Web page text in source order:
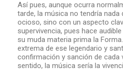
Así pues, aunque ocurra
tarde, la música no tendría nada
ocioso, sino con un aspecto
supervivencia, pues hace
su muda materia prima la
extrema de ese legendario y
confirmación y sanción de cada
sentido, la música sería la